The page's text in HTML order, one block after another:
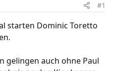
#1
starten Dominic Toretto
gelingen auch ohne Paul